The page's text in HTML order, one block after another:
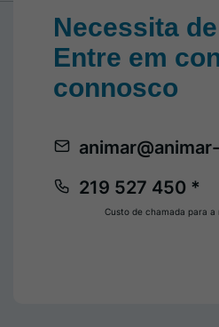
Necessita
Entre em
connosco
219 527 450 *
Custo de chamada para a